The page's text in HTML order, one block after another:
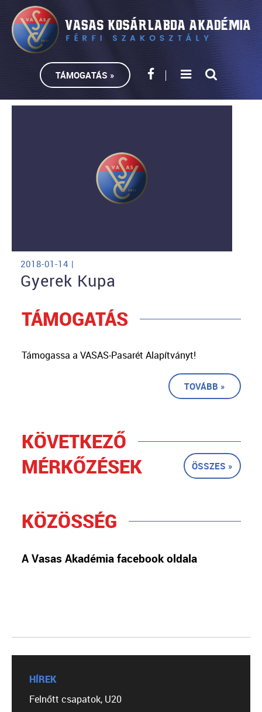
TÁMOGATÁS »
2018-01-14 |
Gyerek Kupa
TÁMOGATÁS
Támogassa a VASAS-Pasarét Alapítványt!
TOVÁBB »
KÖVETKEZŐ
MÉRKŐZÉSEK
ÖSSZES »
KÖZÖSSÉG
A Vasas Akadémia facebook oldala
HÍREK
Felnőtt csapatok, U20